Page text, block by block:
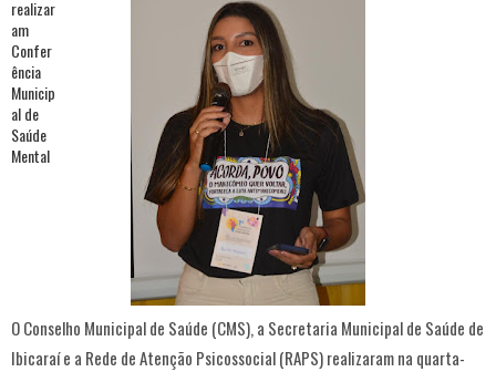
O Conselho Municipal de Saúde (CMS), a Secretaria Municipal de Saúde de
Ibicaraí e a Rede de Atenção Psicossocial (RAPS) realizaram na quarta-